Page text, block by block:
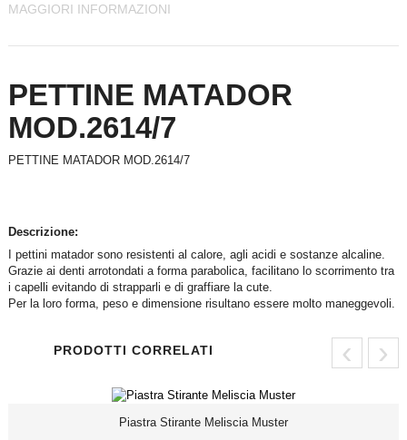
MAGGIORI INFORMAZIONI
PETTINE MATADOR
MOD.2614/7
PETTINE MATADOR MOD.2614/7
Descrizione:
I pettini matador sono resistenti al calore, agli acidi e sostanze alcaline.
Grazie ai denti arrotondati a forma parabolica, facilitano lo scorrimento tra
i capelli evitando di strapparli e di graffiare la cute.
Per la loro forma, peso e dimensione risultano essere molto maneggevoli.
PRODOTTI CORRELATI ‹ ›
Piastra Stirante Meliscia Muster